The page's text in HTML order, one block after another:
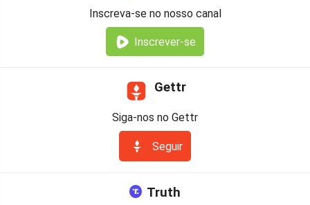
Inscreva-se no nosso canal
Inscrever-se
Gettr
Siga-nos no Gettr
Seguir
Truth